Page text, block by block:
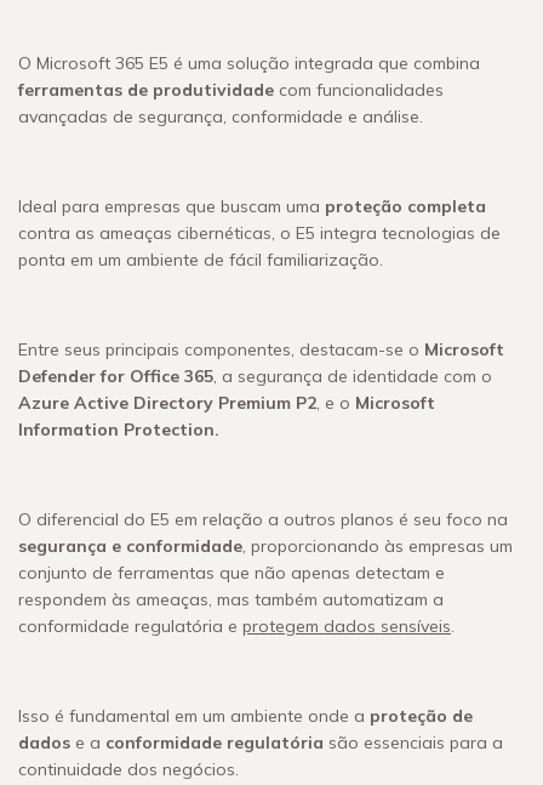
O Microsoft 365 E5 é uma solução integrada que combina
ferramentas de produtividade com funcionalidades
avançadas de segurança, conformidade e análise.
Ideal para empresas que buscam uma proteção completa
contra as ameaças cibernéticas, o E5 integra tecnologias de
ponta em um ambiente de fácil familiarização.
Entre seus principais componentes, destacam-se o Microsoft
Defender for Office 365, a segurança de identidade com o
Azure Active Directory Premium P2, e o Microsoft
Information Protection.
O diferencial do E5 em relação a outros planos é seu foco na
segurança e conformidade, proporcionando às empresas um
conjunto de ferramentas que não apenas detectam e
respondem às ameaças, mas também automatizam a
conformidade regulatória e protegem dados sensíveis.
Isso é fundamental em um ambiente onde a proteção de
dados e a conformidade regulatória são essenciais para a
continuidade dos negócios.